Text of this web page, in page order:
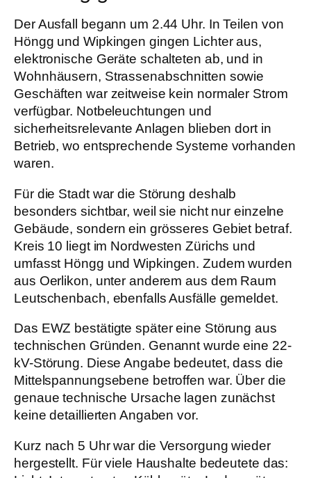
Der Ausfall begann um 2.44 Uhr. In Teilen von
Höngg und Wipkingen gingen Lichter aus,
elektronische Geräte schalteten ab, und in
Wohnhäusern, Strassenabschnitten sowie
Geschäften war zeitweise kein normaler Strom
verfügbar. Notbeleuchtungen und
sicherheitsrelevante Anlagen blieben dort in
Betrieb, wo entsprechende Systeme vorhanden
waren.
Für die Stadt war die Störung deshalb
besonders sichtbar, weil sie nicht nur einzelne
Gebäude, sondern ein grösseres Gebiet betraf.
Kreis 10 liegt im Nordwesten Zürichs und
umfasst Höngg und Wipkingen. Zudem wurden
aus Oerlikon, unter anderem aus dem Raum
Leutschenbach, ebenfalls Ausfälle gemeldet.
Das EWZ bestätigte später eine Störung aus
technischen Gründen. Genannt wurde eine 22-
kV-Störung. Diese Angabe bedeutet, dass die
Mittelspannungsebene betroffen war. Über die
genaue technische Ursache lagen zunächst
keine detaillierten Angaben vor.
Kurz nach 5 Uhr war die Versorgung wieder
hergestellt. Für viele Haushalte bedeutete das: